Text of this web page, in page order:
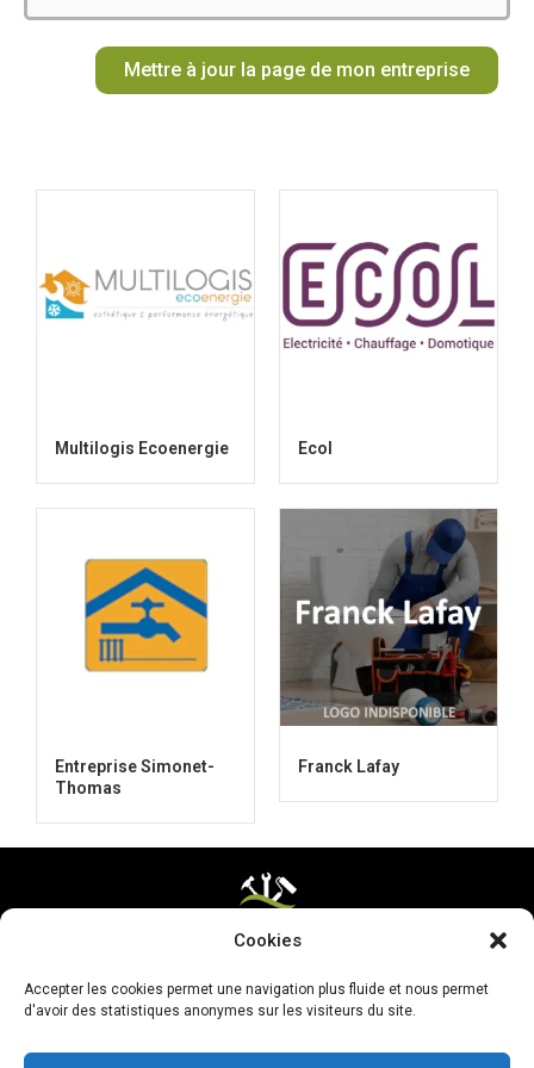
Cookies
Accepter les cookies permet une navigation plus fluide et nous permet
d'avoir des statistiques anonymes sur les visiteurs du site.
o
o
k
g
r
a
k
b
e
t
t
e
r
e
s
Mettre à jour la page de mon entreprise
Multilogis Ecoenergie Ecol
Entreprise Simonet-
Thomas
Franck Lafay
Mettre ma page à jour